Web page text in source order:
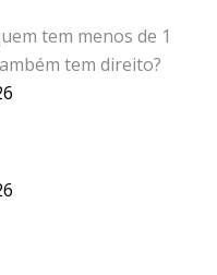
tem menos de 1
tem direito?